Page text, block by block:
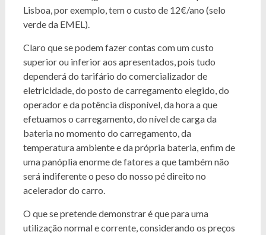
Lisboa, por exemplo, tem o custo de 12€/ano (selo
verde da EMEL).
Claro que se podem fazer contas com um custo
superior ou inferior aos apresentados, pois tudo
dependerá do tarifário do comercializador de
eletricidade, do posto de carregamento elegido, do
operador e da potência disponível, da hora a que
efetuamos o carregamento, do nível de carga da
bateria no momento do carregamento, da
temperatura ambiente e da própria bateria, enfim de
uma panóplia enorme de fatores a que também não
será indiferente o peso do nosso pé direito no
acelerador do carro.
O que se pretende demonstrar é que para uma
utilização normal e corrente, considerando os preços